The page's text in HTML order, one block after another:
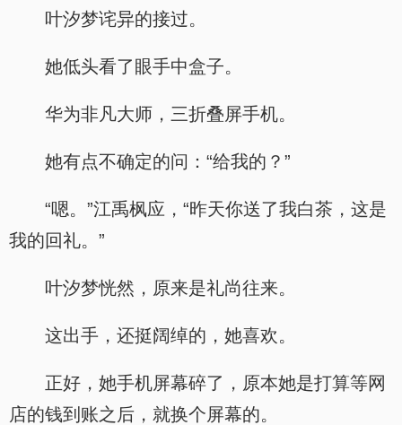
叶汐梦诧异的接过。
她低头看了眼手中盒子。
华为非凡大师，三折叠屏手机。
她有点不确定的问：“给我的？”
“嗯。”江禹枫应，“昨天你送了我白茶，这是
我的回礼。”
叶汐梦恍然，原来是礼尚往来。
这出手，还挺阔绰的，她喜欢。
正好，她手机屏幕碎了，原本她是打算等网
店的钱到账之后，就换个屏幕的。